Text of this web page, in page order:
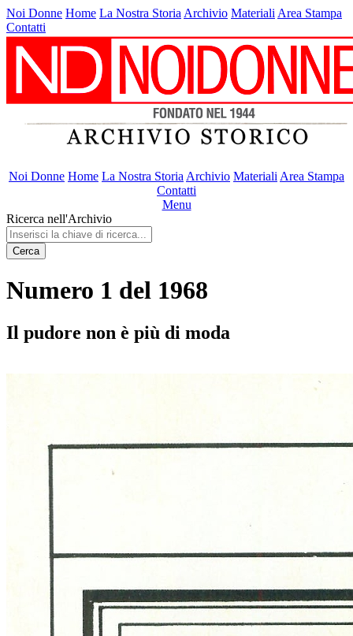
Noi Donne Home La Nostra Storia Archivio Materiali Area Stampa
Contatti
Noi Donne Home La Nostra Storia Archivio Materiali Area Stampa
Contatti
Menu
Ricerca nell'Archivio
Cerca
Numero 1 del 1968
Il pudore non è più di moda